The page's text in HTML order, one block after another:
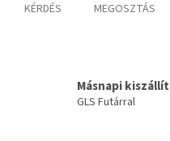
KÉRDÉS MEGOSZTÁS
Másnapi
GLS Futárral